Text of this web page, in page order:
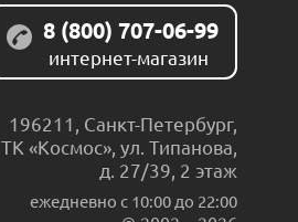
8 (800) 707-06-99
интернет-магазин
196211 Санкт-Петербург,
ТК «Космос», ул. Типанова,
д. 27/39, 2 этаж
ежедневно c 10:00 до 22:00